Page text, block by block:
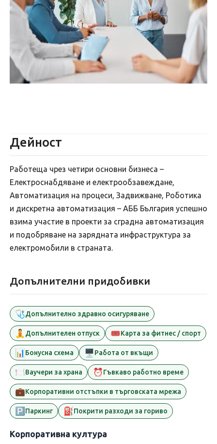
Дейност
Работеща чрез четири основни бизнеса –
Електроснабдяване и електрообзавеждане,
Автоматизация на процеси, Задвижване, Роботика
и дискретна автоматизация – АББ България успешно
взима участие в проекти за сградна автоматизация
и подобряване на зарядната инфраструктура за
електромобили в страната.
Допълнителни придобивки
🩺Допълнително здравно осигуряване
🧘 Допълнителен отпуск 🎟️Карта за фитнес / спорт
📊Бонусна схема 🖥️Работа от вкъщи
🍽️Ваучери за храна ⏰Гъвкаво работно време
💼Корпоративни отстъпки в търговската мрежа
🅿️ Паркинг ⛽Покрити разходи за гориво
Корпоративна култура